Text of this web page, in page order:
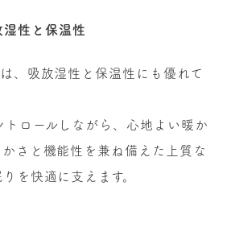
性と保温性
、吸放湿性と保温性にも優れて
ロールしながら、心地よい暖か
かさと機能性を兼ね備えた上質な
を快適に支えます。